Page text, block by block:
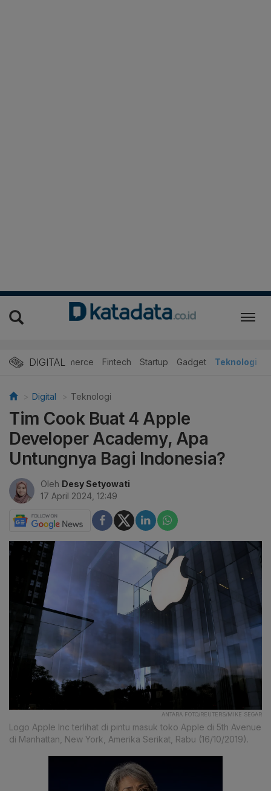
DIGITAL
E-Commerce Fintech Startup Gadget Teknologi
Digital Teknologi
Tim Cook Buat 4 Apple
Developer Academy, Apa
Untungnya Bagi Indonesia?
Oleh Desy Setyowati
17 April 2024, 12:49
ANTARA FOTO/REUTERS/MIKE SEGAR
Logo Apple Inc terlihat di pintu masuk toko Apple di 5th Avenue
di Manhattan, New York, Amerika Serikat, Rabu (16/10/2019).